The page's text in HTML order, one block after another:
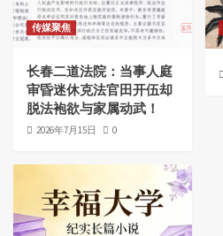
传媒聚焦
长春二道法院：当事人庭
审昏迷休克法官田开伍却
脱法袍欲与家属动武！
2026年7月15日 0